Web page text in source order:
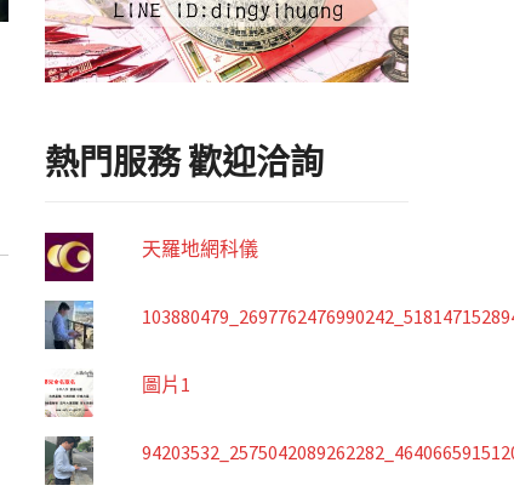
熱門服務 歡迎洽詢
天羅地網科儀
圖片1